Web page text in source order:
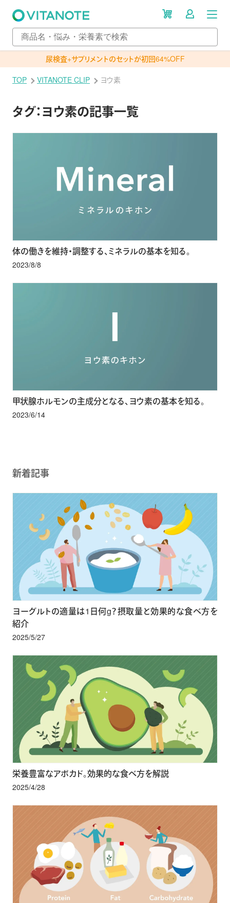
尿検査+サプリメントのセットが初回64%OFF
TOP VITANOTE CLIP ヨウ素
タグ：ヨウ素の記事一覧
体の働きを維持・調整する、ミネラルの基本を知る。
2023/8/8
甲状腺ホルモンの主成分となる、ヨウ素の基本を知る。
2023/6/14
新着記事
ヨーグルトの適量は1日何g？摂取量と効果的な食べ方を
紹介
2025/5/27
栄養豊富なアボカド。効果的な食べ方を解説
2025/4/28